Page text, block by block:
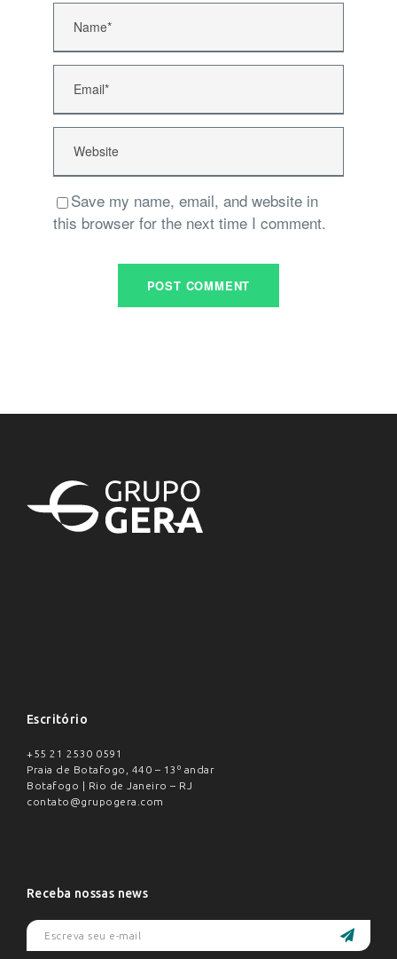
Save my name, email, and website in
this browser for the next time I comment.
Escritório
+55 21 2530 0591
Praia de Botafogo, 440 – 13º andar
Botafogo | Rio de Janeiro – RJ
contato@grupogera.com
Receba nossas news